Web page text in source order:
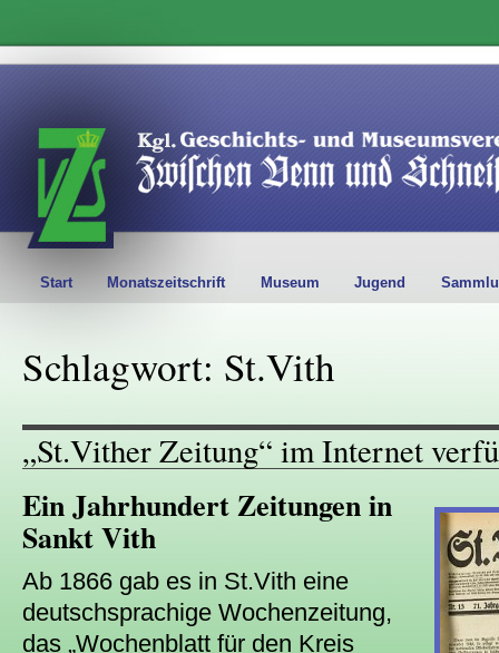
Start Monatszeitschrift Museum Jugend
Schlagwort: St.Vith
„St.Vither Zeitung“ im Internet
Ein Jahrhundert Zeitungen in
Sankt Vith
Ab 1866 gab es in St.Vith eine
deutschsprachige Wochenzeitung,
das „Wochenblatt für den Kreis